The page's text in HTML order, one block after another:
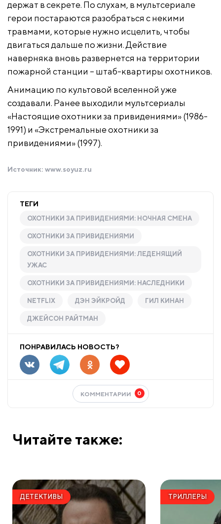
держат в секрете. По слухам, в мультсериале
герои постараются разобраться с некими
травмами, которые нужно исцелить, чтобы
двигаться дальше по жизни. Действие
наверняка вновь развернется на территории
пожарной станции – штаб-квартиры охотников.
Анимацию по культовой вселенной уже
создавали. Ранее выходили мультсериалы
«Настоящие охотники за привидениями» (1986-
1991) и «Экстремальные охотники за
привидениями» (1997).
Источник: www.soyuz.ru
ТЕГИ
ОХОТНИКИ ЗА ПРИВИДЕНИЯМИ: НОЧНАЯ СМЕНА
ОХОТНИКИ ЗА ПРИВИДЕНИЯМИ
ОХОТНИКИ ЗА ПРИВИДЕНИЯМИ: ЛЕДЕНЯЩИЙ
УЖАС
ОХОТНИКИ ЗА ПРИВИДЕНИЯМИ: НАСЛЕДНИКИ
NETFLIX ДЭН ЭЙКРОЙД ГИЛ КИНАН
ДЖЕЙСОН РАЙТМАН
ПОНРАВИЛАСЬ НОВОСТЬ?
КОММЕНТАРИИ 0
Читайте также:
ДЕТЕКТИВЫ ТРИЛЛЕРЫ